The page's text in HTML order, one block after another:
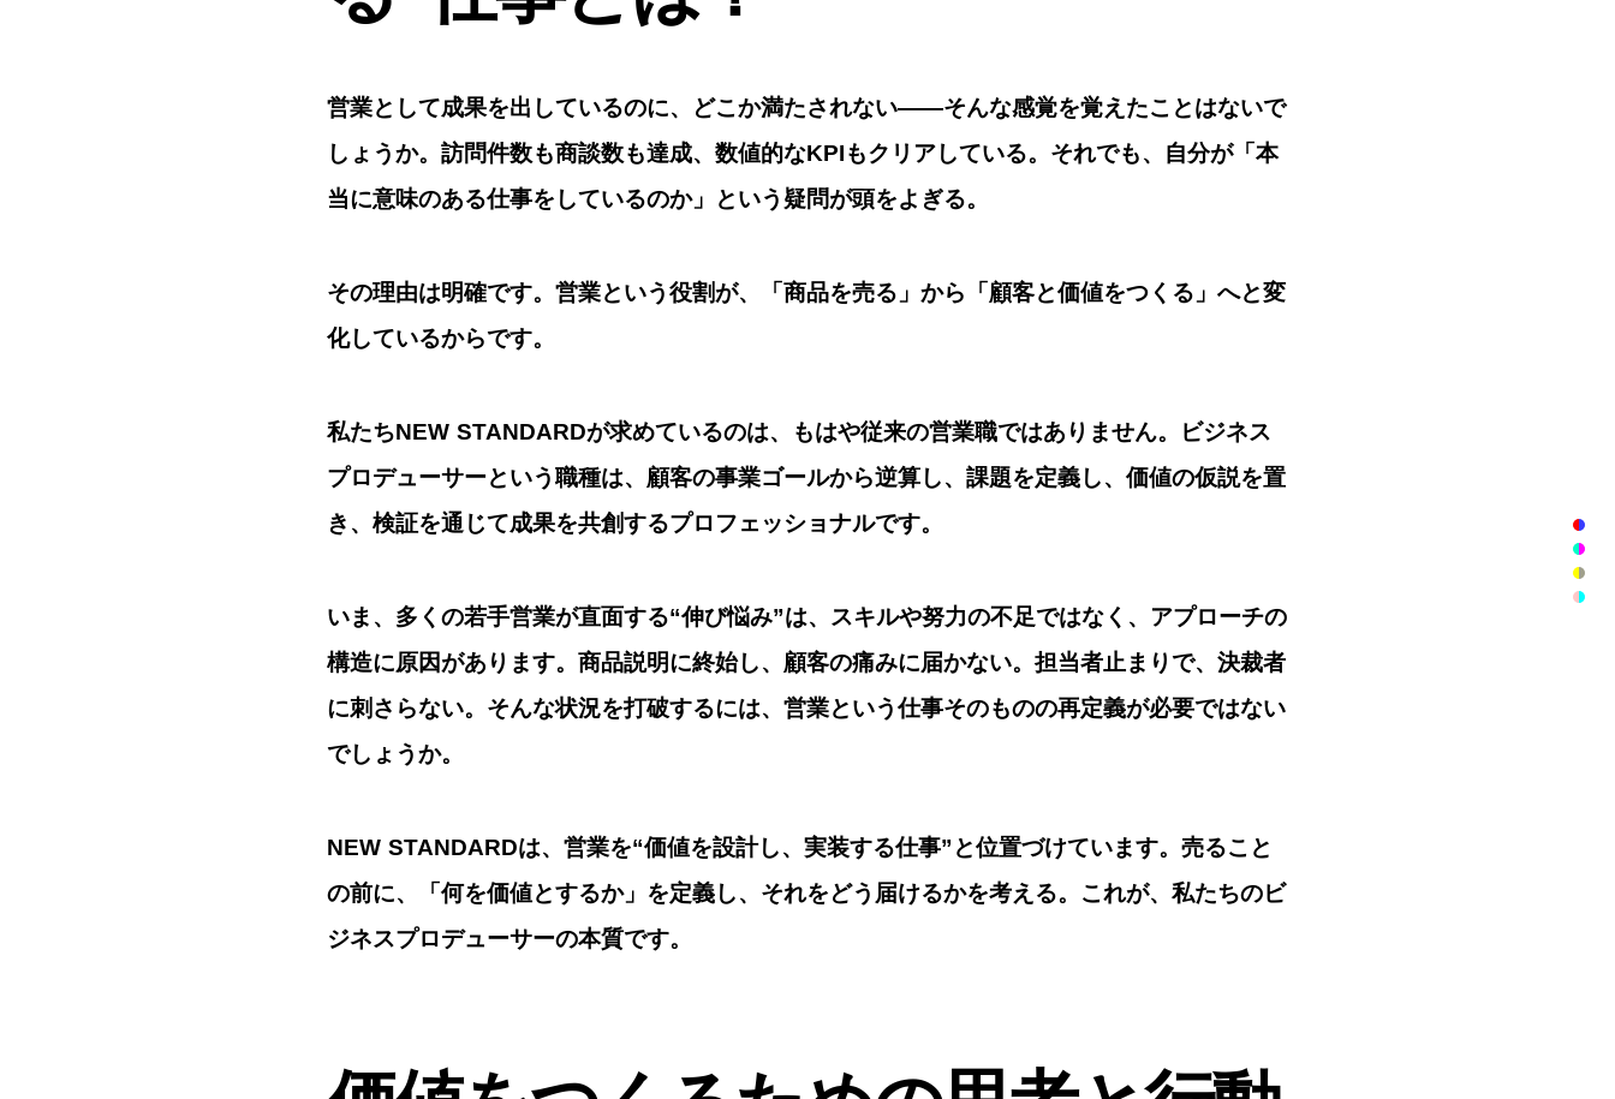
営業として成果を出しているのに、どこか満たされない——そんな感覚を覚えたことはないで
しょうか。訪問件数も商談数も達成、数値的なKPIもクリアしている。それでも、自分が「本
当に意味のある仕事をしているのか」という疑問が頭をよぎる。
その理由は明確です。営業という役割が、「商品を売る」から「顧客と価値をつくる」へと変
化しているからです。
私たちNEW STANDARDが求めているのは、もはや従来の営業職ではありません。
ビジネス
プロデューサーという職種は、顧客の事業ゴールから逆算し、課題を定義し、価値の仮説を置
き、検証を通じて成果を共創するプロフェッショナルです。
いま、多くの若手営業が直面する“伸び悩み”は、スキルや努力の不足ではなく、アプローチの
構造に原因があります。商品説明に終始し、顧客の痛みに届かない。担当者止まりで、決裁者
に刺さらない。そんな状況を打破するには、営業という仕事そのものの再定義が必要ではない
でしょうか。
NEW STANDARDは、営業を“価値を設計し、実装する仕事”と位置づけています。売ること
の前に、「何を価値とするか」を定義し、それをどう届けるかを考える。これが、私たちのビ
ジネスプロデューサーの本質です。